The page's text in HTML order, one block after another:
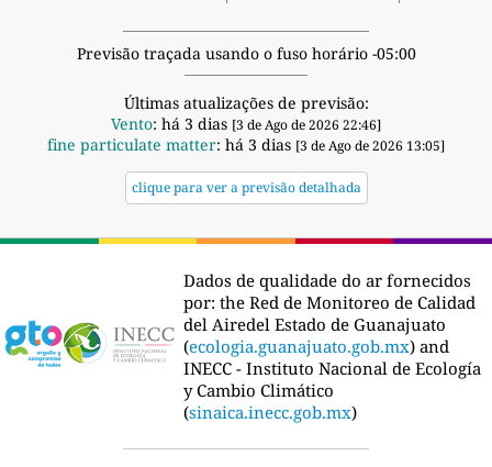
Previsão traçada usando o fuso horário -05:00
Últimas atualizações de previsão:
Vento: há 3 dias [3 de Ago de 2026 22:46]
fine particulate matter: há 3 dias [3 de Ago de 2026 13:05]
clique para ver a previsão detalhada
Dados de qualidade do ar fornecidos
por: the Red de Monitoreo de Calidad
del Airedel Estado de Guanajuato
(ecologia.guanajuato.gob.mx) and
INECC - Instituto Nacional de Ecología
y Cambio Climático
(sinaica.inecc.gob.mx)